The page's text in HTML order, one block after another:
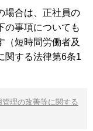
場合は、正社員の
事項についても
（短時間労働者及
関する法律第6条1
理の改善等に関する